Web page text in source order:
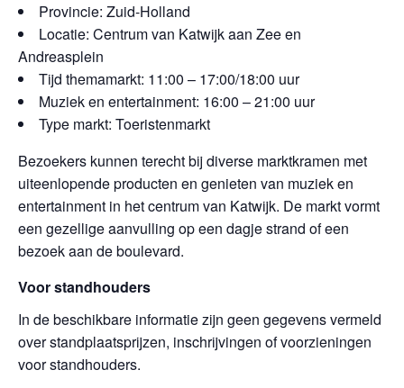
Provincie: Zuid-Holland
Locatie: Centrum van Katwijk aan Zee en
Andreasplein
Tijd themamarkt: 11:00 – 17:00/18:00 uur
Muziek en entertainment: 16:00 – 21:00 uur
Type markt: Toeristenmarkt
Bezoekers kunnen terecht bij diverse marktkramen met
uiteenlopende producten en genieten van muziek en
entertainment in het centrum van Katwijk. De markt vormt
een gezellige aanvulling op een dagje strand of een
bezoek aan de boulevard.
Voor standhouders
In de beschikbare informatie zijn geen gegevens vermeld
over standplaatsprijzen, inschrijvingen of voorzieningen
voor standhouders.